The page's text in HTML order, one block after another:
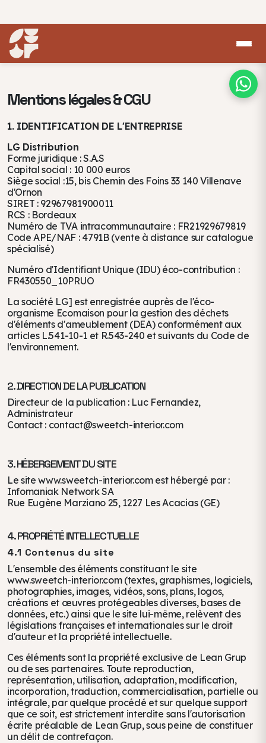
Mentions légales & CGU
1. IDENTIFICATION DE L'ENTREPRISE
LG Distribution
Forme juridique : S.A.S
Capital social : 10 000 euros
Siège social :15, bis Chemin des Foins 33 140 Villenave
d'Ornon
SIRET : 92967981900011
RCS : Bordeaux
Numéro de TVA intracommunautaire : FR21929679819
Code APE/NAF : 4791B (vente à distance sur catalogue
spécialisé)
Numéro d'Identifiant Unique (IDU) éco-contribution :
FR430550_10PRUO
La société LG] est enregistrée auprès de l'éco-
organisme Ecomaison pour la gestion des déchets
d'éléments d'ameublement (DEA) conformément aux
articles L.541-10-1 et R.543-240 et suivants du Code de
l'environnement.
2. DIRECTION DE LA PUBLICATION
Directeur de la publication : Luc Fernandez,
Administrateur
Contact : contact@sweetch-interior.com
3. HÉBERGEMENT DU SITE
Le site www.sweetch-interior.com est hébergé par :
Infomaniak Network SA
Rue Eugène Marziano 25, 1227 Les Acacias (GE)
4. PROPRIÉTÉ INTELLECTUELLE
4.1 Contenus du site
L'ensemble des éléments constituant le site
www.sweetch-interior.com (textes, graphismes, logiciels,
photographies, images, vidéos, sons, plans, logos,
créations et œuvres protégeables diverses, bases de
données, etc.) ainsi que le site lui-même, relèvent des
législations françaises et internationales sur le droit
d'auteur et la propriété intellectuelle.
Ces éléments sont la propriété exclusive de Lean Grup
ou de ses partenaires. Toute reproduction,
représentation, utilisation, adaptation, modification,
incorporation, traduction, commercialisation, partielle ou
intégrale, par quelque procédé et sur quelque support
que ce soit, est strictement interdite sans l'autorisation
écrite préalable de Lean Grup, sous peine de constituer
un délit de contrefaçon.